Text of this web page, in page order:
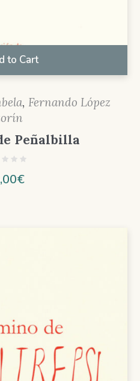
to Cart
, Fernando López
Peñalbilla
€